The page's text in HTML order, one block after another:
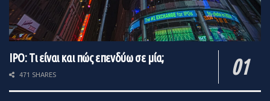
IPO: Τι είναι και πώς επενδύω σε μία;
471 SHARES